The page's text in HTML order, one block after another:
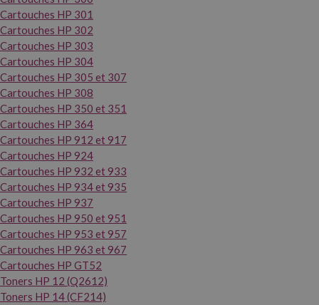
Cartouches HP 301
Cartouches HP 302
Cartouches HP 303
Cartouches HP 304
Cartouches HP 305 et 307
Cartouches HP 308
Cartouches HP 350 et 351
Cartouches HP 364
Cartouches HP 912 et 917
Cartouches HP 924
Cartouches HP 932 et 933
Cartouches HP 934 et 935
Cartouches HP 937
Cartouches HP 950 et 951
Cartouches HP 953 et 957
Cartouches HP 963 et 967
Cartouches HP GT52
Toners HP 12 (Q2612)
Toners HP 14 (CF214)